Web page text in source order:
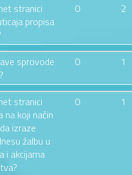
stranici
propisa
0 2
sprovode
0 1
stranici
koji način
izraze
žalbu u
i akcijama
0 1